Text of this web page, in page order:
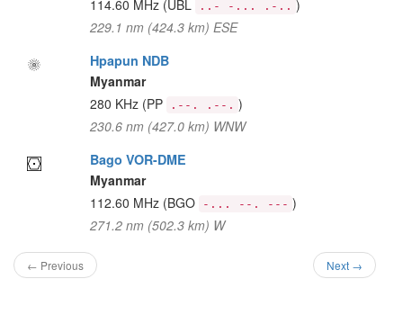
114.60 MHz (UBL ..- -... .-.. )
229.1 nm (424.3 km) ESE
Hpapun NDB
Myanmar
280 KHz (PP .--. .--. )
230.6 nm (427.0 km) WNW
Bago VOR-DME
Myanmar
112.60 MHz (BGO -... --. --- )
271.2 nm (502.3 km) W
← Previous Next →